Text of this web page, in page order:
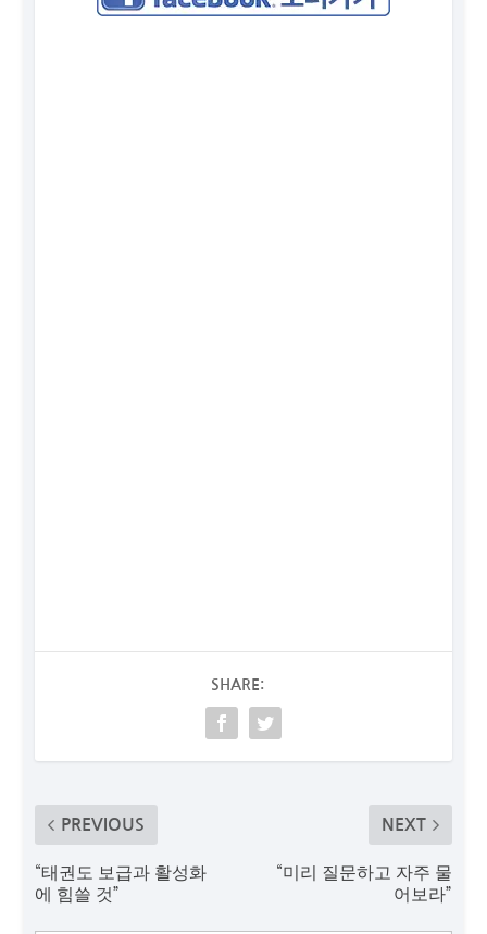
SHARE:
PREVIOUS
“태권도 보급과 활성화
에 힘쓸 것”
NEXT
“미리 질문하고 자주 물
어보라”